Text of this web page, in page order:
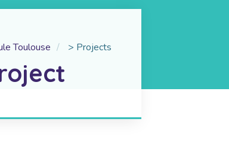
Toulouse > Projects